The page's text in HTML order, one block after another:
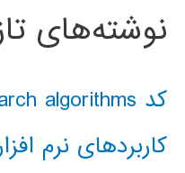
نوشته‌های
کد classical AI search algorithms
کاربردهای نرم